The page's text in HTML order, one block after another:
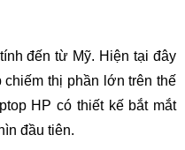
đến từ Mỹ. Hiện tại đây
chiếm thị phần lớn trên thế
HP có thiết kế bắt mắt
đầu tiên.